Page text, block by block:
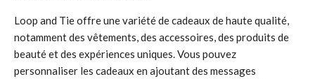
Loop and Tie offre une variété de cadeaux de haute qualité,
notamment des vêtements, des accessoires, des produits de
beauté et des expériences uniques. Vous pouvez
personnaliser les cadeaux en ajoutant des messages